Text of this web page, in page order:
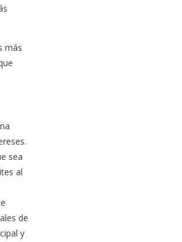
más
sea
al
de
y